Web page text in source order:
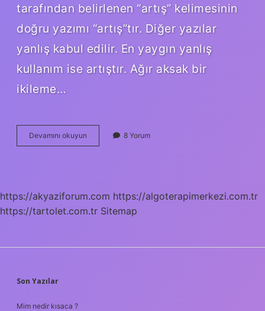
tarafından belirlenen “artış” kelimesinin
doğru yazımı “artış”tır. Diğer yazılar
yanlış kabul edilir. En yaygın yanlış
kullanım ise artıştır. Ağır aksak bir
ikileme…
Devamını okuyun
Aksak
8 Yorum
https://akyaziforum.com https://algoterapimerkezi.com.tr
https://tartolet.com.tr Sitemap
SIDEBAR
Son Yazılar
Mim nedir kısaca ?